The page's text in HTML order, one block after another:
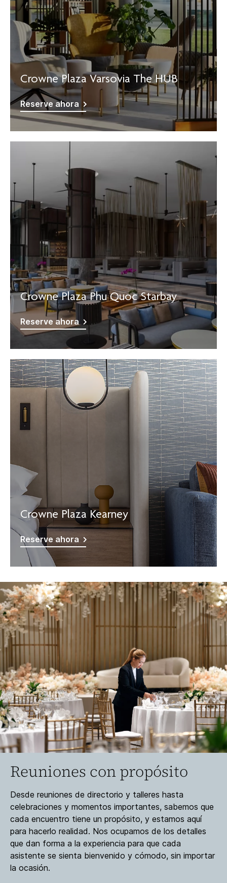
Crowne Plaza Varsovia The HUB
Reserve ahora
Crowne Plaza Phu Quoc Starbay
Reserve ahora
Crowne Plaza Kearney
Reserve ahora
Reuniones con propósito
Desde reuniones de directorio y talleres hasta
celebraciones y momentos importantes, sabemos que
cada encuentro tiene un propósito, y estamos aquí
para hacerlo realidad. Nos ocupamos de los detalles
que dan forma a la experiencia para que cada
asistente se sienta bienvenido y cómodo, sin importar
la ocasión.